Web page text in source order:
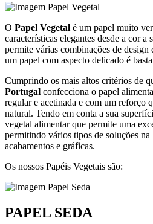
O Papel Vegetal é um papel muito
características elegantes desde a cor
permite várias combinações de design
um papel com aspecto delicado é
Cumprindo os mais altos critérios de
Portugal confecciona o papel
regular e acetinada e com um reforço
natural. Tendo em conta a sua
vegetal alimentar que permite uma
permitindo vários tipos de soluções
acabamentos e gráficas.
Os nossos Papéis Vegetais são:
PAPEL SEDA